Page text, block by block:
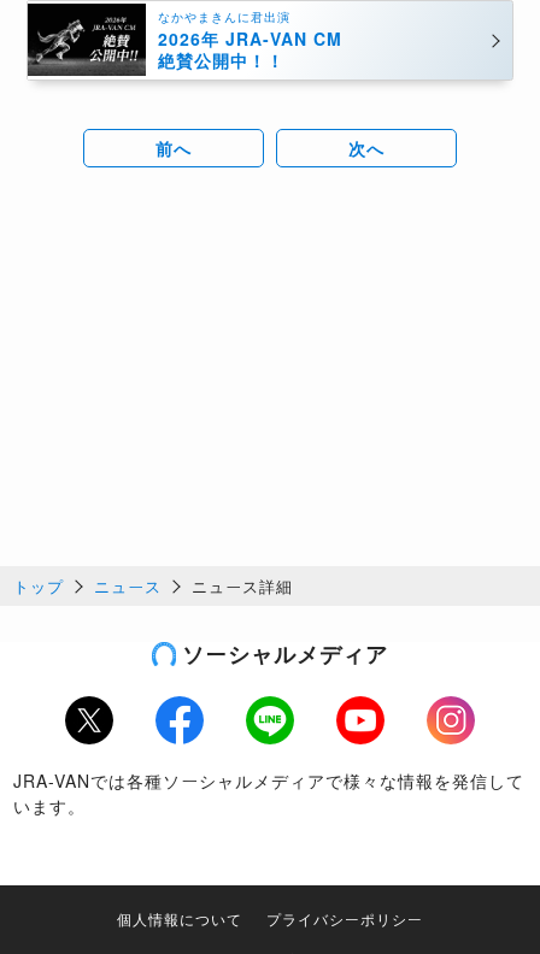
なかやまきんに君出演
2026年 JRA-VAN CM
絶賛公開中！！
前へ 次へ
トップ ニュース ニュース詳細
ソーシャルメディア
Twitter Facebook LINE Youtube
Instagram
JRA-VANでは各種ソーシャルメディアで様々な情報を発信して
います。
個人情報について
プライバシーポリシー